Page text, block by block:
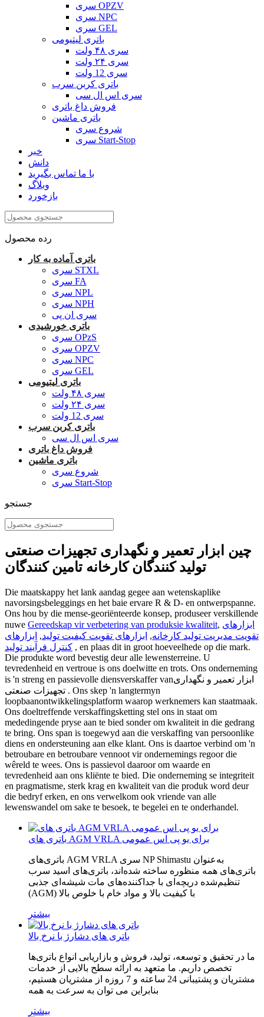
سری OPZV
سری NPC
سری GEL
باتری لیتیومی
سری ۴۸ ولت
سری ۲۴ ولت
سری 12 ولت
باتری کربن سرب
سری اس ال سی
فروش داغ باتری
باتری ماشین
شروع سری
سری Start-Stop
خبر
دانش
با ما تماس بگیرید
وبلاگ
بازخورد
رده محصول
باتری آماده به کار
سری STXL
سری FA
سری NPL
سری NPH
سری ان پی
باتری خورشیدی
سری OPzS
سری OPZV
سری NPC
سری GEL
باتری لیتیومی
سری ۴۸ ولت
سری ۲۴ ولت
سری 12 ولت
باتری کربن سرب
سری اس ال سی
فروش داغ باتری
باتری ماشین
شروع سری
سری Start-Stop
جستجو
چین ابزار تعمیر و نگهداری تجهیزات صنعتی
تولید کنندگان کارخانه تامین کنندگان
Die maatskappy het lank aandag gegee aan wetenskaplike
navorsingsbeleggings en het baie ervare R & D- en ontwerpspanne.
Ons hou by die mense-georiënteerde konsep, produseer verskillende
nuwe Gereedskap vir verbetering van produksie kwaliteit, ابزارهای
تقویت مدیریت تولید کارخانه, ابزارهای تقویت کیفیت تولید, ابزارهای
کنترل فرآیند تولید , en plaas dit in groot hoeveelhede op die mark.
Die produkte word bevestig deur alle lewensterreine. U
tevredenheid en vertroue is ons doelwitte en trots. Ons onderneming
is 'n streng en passievolle diensverskaffer vanابزار تعمیر و نگهداری
تجهیزات صنعتی . Ons skep 'n langtermyn
loopbaanontwikkelingsplatform waarop werknemers kan staatmaak.
Ons doeltreffende verskaffingsketting stel ons in staat om
mededingende pryse aan te bied sonder om kwaliteit in die gedrang
te bring. Ons span is toegewyd aan die verskaffing van persoonlike
diens en ondersteuning aan elke klant. Ons is daartoe verbind om 'n
betroubare en betroubare vennoot vir ondernemings regoor die
wêreld te wees. Ons is passievol daaroor om waarde en
tevredenheid aan ons kliënte te bied. Die onderneming se integriteit
en pragmatisme, sterk krag en kwaliteit van die produk word deur
die bedryf erken, en ons verwelkom ook vriende van alle
lewenswandel om sake te besoek, te begelei en te onderhandel.
باتری های AGM VRLA برای یو پی اس عمومی
باتری‌های AGM VRLA سری NP Shimastu به‌عنوان
باتری‌های همه منظوره ساخته شده‌اند، باتری‌های اسید سرب
تنظیم‌شده دریچه‌ای با جداکننده‌های مات شیشه‌ای جذبی
(AGM) با کیفیت بالا و مواد خام با خلوص بالا
بیشتر
باتری های دشارژ با نرخ بالا
ما در تحقیق و توسعه، تولید، فروش و بازاریابی انواع باتری‌ها
تخصص داریم. ما متعهد به ارائه سطح بالایی از خدمات
مشتریان و پشتیبانی 24 ساعته و 7 روزه از مشتریان هستیم،
بنابراین می توان به سرعت به همه
بیشتر